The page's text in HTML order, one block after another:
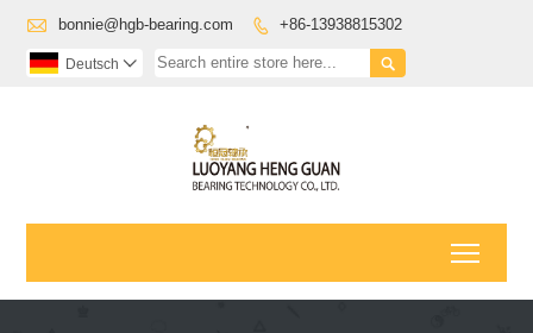
 bonnie@hgb-bearing.com  +86-13938815302

Deutsch 